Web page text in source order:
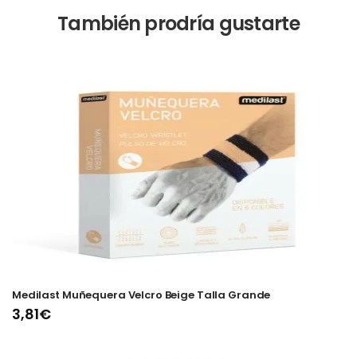
También prodría gustarte
Medilast Muñequera Velcro Beige Talla Grande
3,81€